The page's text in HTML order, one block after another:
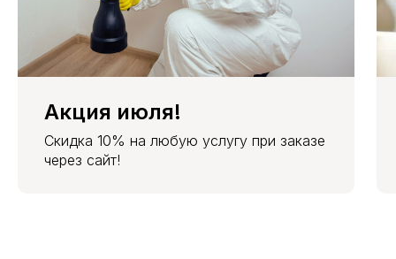
Акция июля!
Скидка 10% на любую услугу при заказе
через сайт!